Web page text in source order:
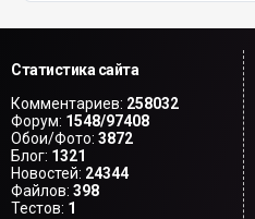
Статистика сайта
Комментариев: 258032
Форум: 1548/97408
Обои/Фото: 3872
Блог: 1321
Новостей: 24344
Файлов: 398
Тестов: 1